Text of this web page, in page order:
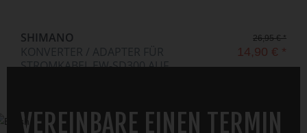
SHIMANO
KONVERTER / ADAPTER FÜR
STROMKABEL EW-SD300 AUF...
26,95 € *
14,90 € *
VEREINBARE EINEN TERMIN